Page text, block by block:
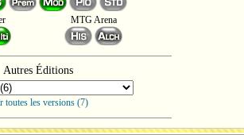
MTG Arena
Autres Éditions
toutes les versions (7)